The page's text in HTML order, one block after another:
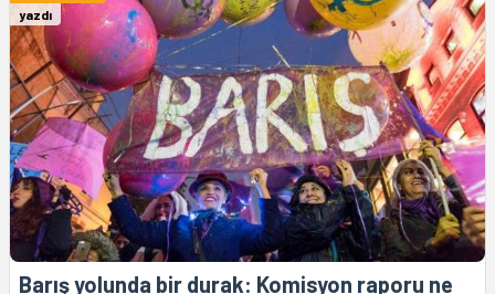
yazdı
Barış yolunda bir durak: Komisyon raporu ne